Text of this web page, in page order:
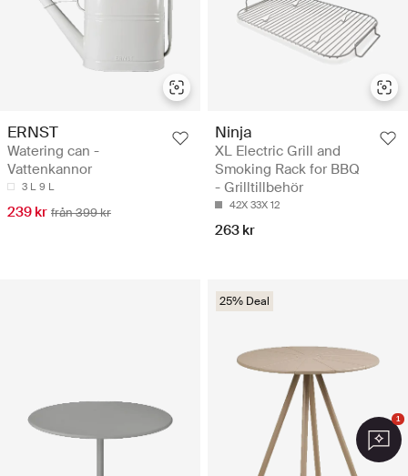
ERNST
Watering can -
Vattenkannor
3 L 9 L
239 kr från 399 kr
Ninja
XL Electric Grill and
Smoking Rack for BBQ
- Grilltillbehör
42X 33X 12
263 kr
25% Deal
1